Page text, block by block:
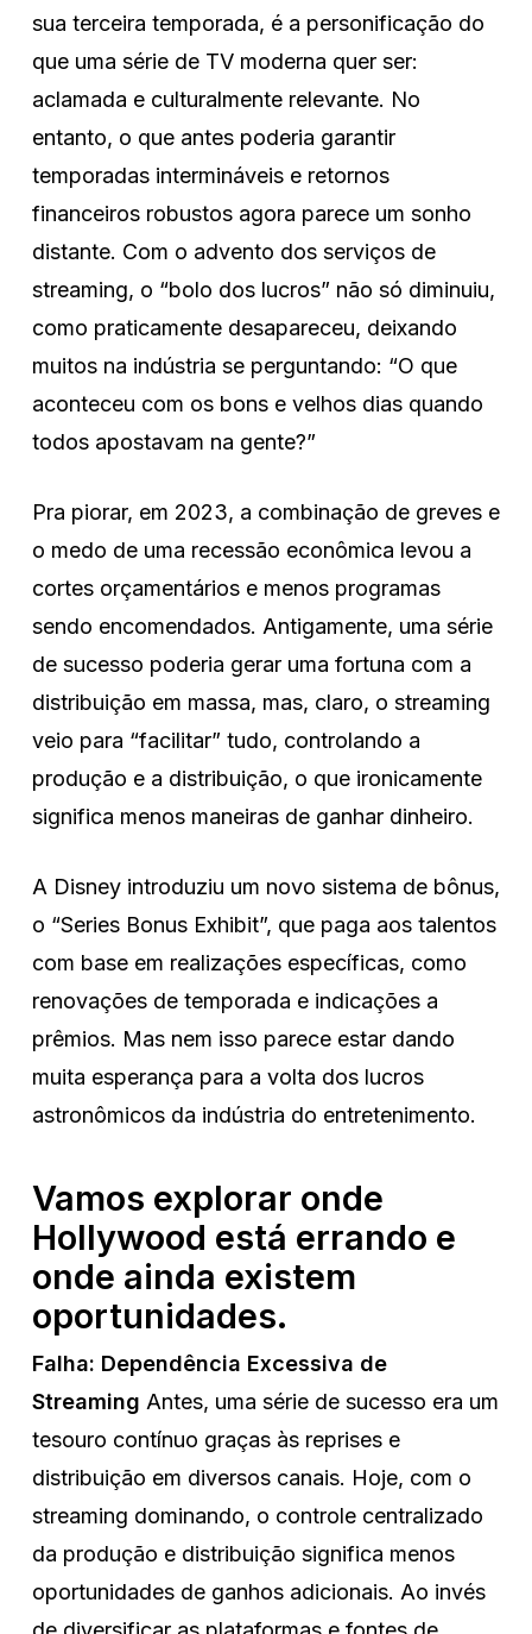
sua terceira temporada, é a personificação do
que uma série de TV moderna quer ser:
aclamada e culturalmente relevante. No
entanto, o que antes poderia garantir
temporadas intermináveis e retornos
financeiros robustos agora parece um sonho
distante. Com o advento dos serviços de
streaming, o “bolo dos lucros” não só diminuiu,
como praticamente desapareceu, deixando
muitos na indústria se perguntando: “O que
aconteceu com os bons e velhos dias quando
todos apostavam na gente?”
Pra piorar, em 2023, a combinação de greves e
o medo de uma recessão econômica levou a
cortes orçamentários e menos programas
sendo encomendados. Antigamente, uma série
de sucesso poderia gerar uma fortuna com a
distribuição em massa, mas, claro, o streaming
veio para “facilitar” tudo, controlando a
produção e a distribuição, o que ironicamente
significa menos maneiras de ganhar dinheiro.
A Disney introduziu um novo sistema de bônus,
o “Series Bonus Exhibit”, que paga aos talentos
com base em realizações específicas, como
renovações de temporada e indicações a
prêmios. Mas nem isso parece estar dando
muita esperança para a volta dos lucros
astronômicos da indústria do entretenimento.
Vamos explorar onde
Hollywood está errando e
onde ainda existem
oportunidades.
Falha: Dependência Excessiva de
Streaming Antes, uma série de sucesso era um
tesouro contínuo graças às reprises e
distribuição em diversos canais. Hoje, com o
streaming dominando, o controle centralizado
da produção e distribuição significa menos
oportunidades de ganhos adicionais. Ao invés